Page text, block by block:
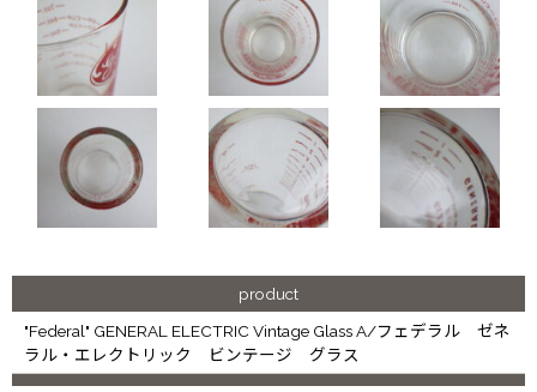
product
"Federal" GENERAL ELECTRIC Vintage Glass A/フェデラル ゼネ
ラル・エレクトリック ビンテージ グラス